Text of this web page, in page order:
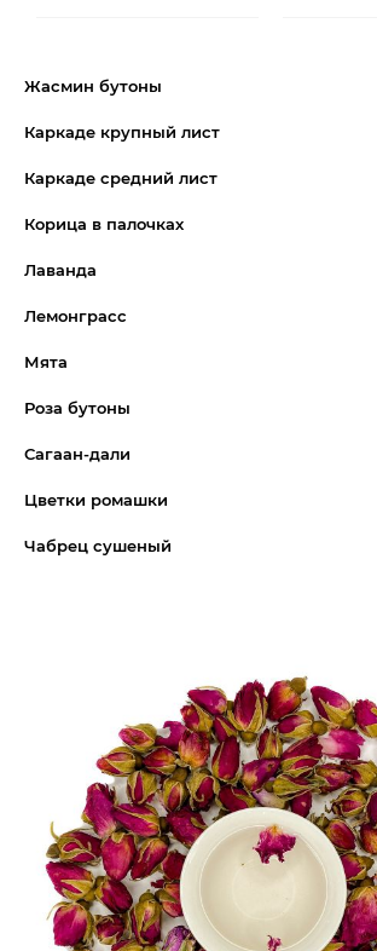
Жасмин бутоны
Каркаде крупный лист
Каркаде средний лист
Корица в палочках
Лаванда
Лемонграсс
Мята
Роза бутоны
Сагаан-дали
Цветки ромашки
Чабрец сушеный